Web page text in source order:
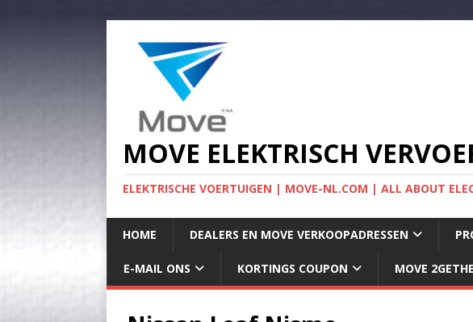
MOVE ELEKTRISCH
ELEKTRISCHE VOERTUIGEN | MOVE-NL.COM | ALL ABOUT
HOME DEALERS EN MOVE VERKOOPADRESSEN
E-MAIL ONS KORTINGS COUPON MOVE